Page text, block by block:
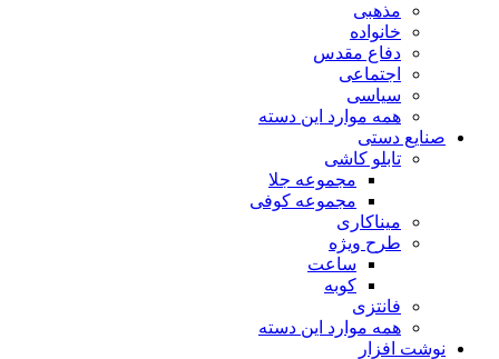
مذهبی
خانواده
دفاع مقدس
اجتماعی
سیاسی
همه موارد این دسته
صنایع دستی
تابلو کاشی
مجموعه جلا
مجموعه کوفی
میناکاری
طرح ویژه
ساعت
کوبه
فانتزی
همه موارد این دسته
نوشت افزار